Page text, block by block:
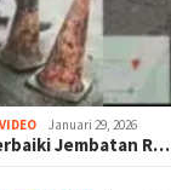
VIDEO Januari 29, 2026
Jembatan R…